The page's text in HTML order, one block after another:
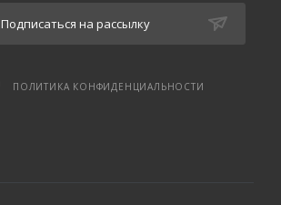
Подписаться на рассылку
ПОЛИТИКА КОНФИДЕНЦИАЛЬНОСТИ